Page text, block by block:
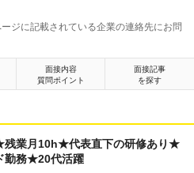
ジに記載されている企業の連絡先にお問
面接内容
質問ポイント
面接記事
を探す
業月10h★代表直下の研修あり★
勤務★20代活躍